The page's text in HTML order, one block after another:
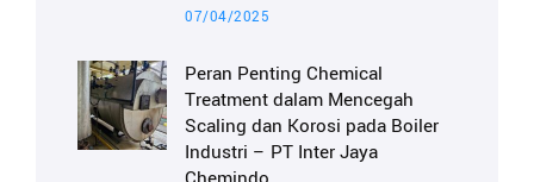
07/04/2025
Peran Penting Chemical
Treatment dalam Mencegah
Scaling dan Korosi pada Boiler
Industri – PT Inter Jaya